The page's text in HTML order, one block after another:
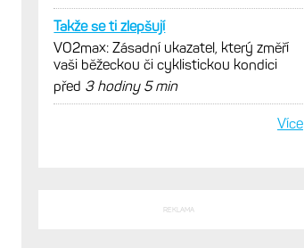
Takže se ti zlepšují
VO2max: Zásadní ukazatel, který změří
vaši běžeckou či cyklistickou kondici
před 3 hodiny 5 min
Více
REKLAMA